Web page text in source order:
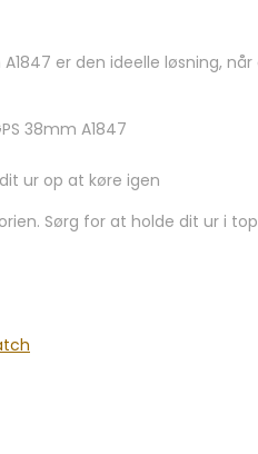
A1847 er den ideelle løsning,
38mm A1847
ur op at køre igen
Sørg for at holde dit ur i